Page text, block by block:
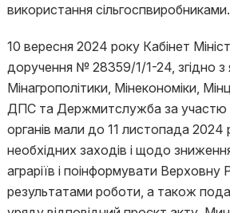
використання сільгоспвиробниками.
10 вересня 2024 року Кабінет
доручення № 28359/1/1-24, згідно з
Мінагрополітики, Мінекономіки,
ДПС та Держмитслужба за участю
органів мали до 11 листопада 2024
необхідних заходів і щодо
аграріїв і поінформувати
результатами роботи, а також